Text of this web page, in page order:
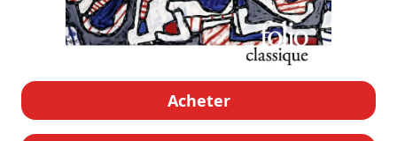
Acheter